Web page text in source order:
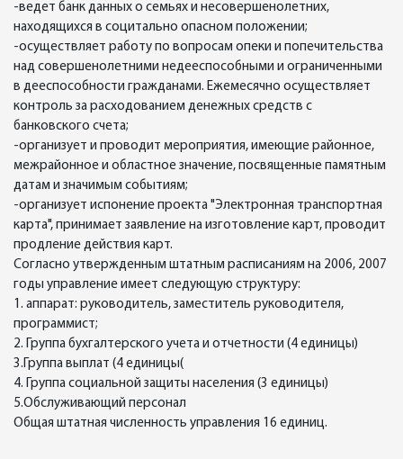
-ведет банк данных о семьях и несовершенолетних,
находящихся в социтально опасном положении;
-осуществляет работу по вопросам опеки и попечительства
над совершенолетними недееспособными и ограниченными
в дееспособности гражданами. Ежемесячно осуществляет
контроль за расходованием денежных средств с
банковского счета;
-организует и проводит мероприятия, имеющие районное,
межрайонное и областное значение, посвященные памятным
датам и значимым событиям;
-организует испонение проекта "Электронная транспортная
карта", принимает заявление на изготовление карт, проводит
продление действия карт.
Согласно утвержденным штатным расписаниям на 2006, 2007
годы управление имеет следующую структуру:
1. аппарат: руководитель, заместитель руководителя,
программист;
2. Группа бухгалтерского учета и отчетности (4 единицы)
3.Группа выплат (4 единицы(
4. Группа социальной защиты населения (3 единицы)
5.Обслуживающий персонал
Общая штатная численность управления 16 единиц.